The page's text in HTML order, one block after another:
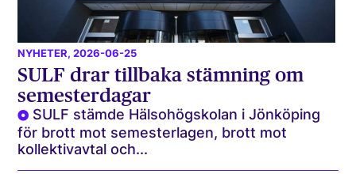
NYHETER, 2026-06-25
SULF drar tillbaka stämning om
semesterdagar
SULF stämde Hälsohögskolan i Jönköping
för brott mot semesterlagen, brott mot
kollektivavtal och...